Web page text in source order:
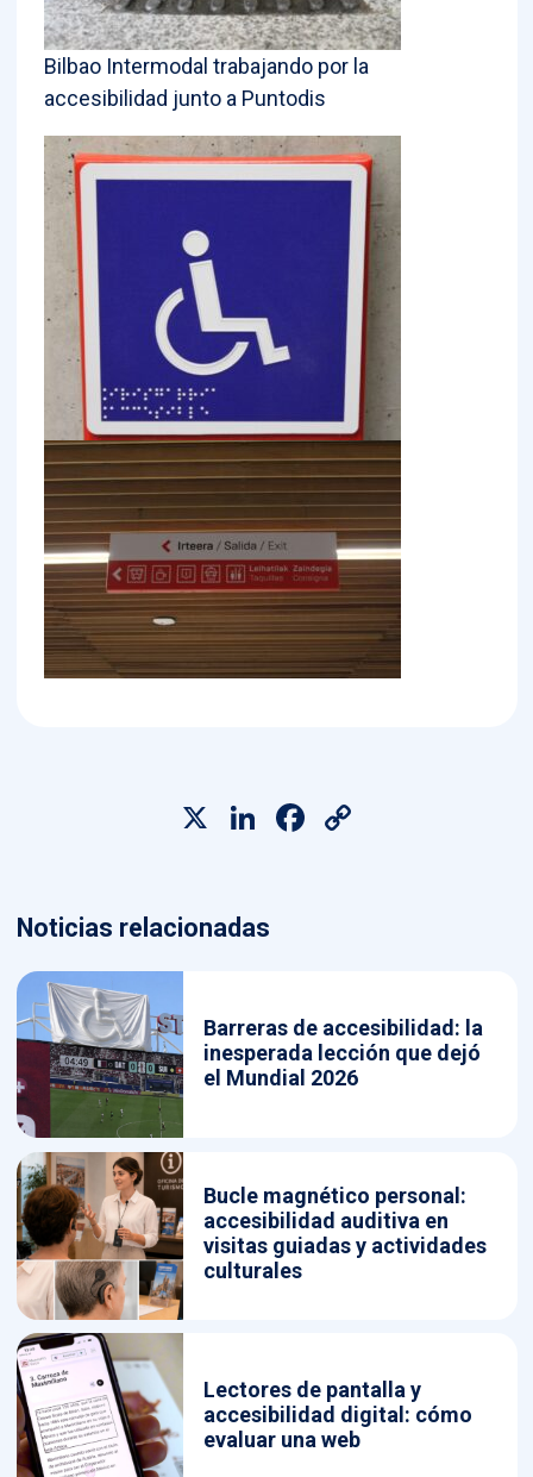
X LinkedInFacebook
Bilbao Intermodal trabajando por la
accesibilidad junto a Puntodis
Noticias relacionadas
Barreras de accesibilidad: la
inesperada lección que dejó
el Mundial 2026
Bucle magnético personal:
accesibilidad auditiva en
visitas guiadas y actividades
culturales
Lectores de pantalla y
accesibilidad digital: cómo
evaluar una web